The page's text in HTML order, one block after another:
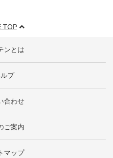
TOP
ンとは
プ
合わせ
ご案内
マップ